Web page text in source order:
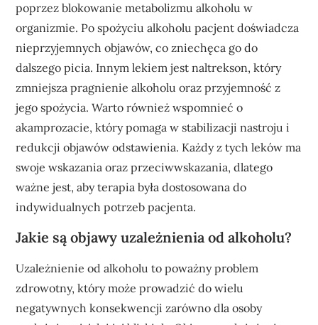
poprzez blokowanie metabolizmu alkoholu w
organizmie. Po spożyciu alkoholu pacjent doświadcza
nieprzyjemnych objawów, co zniechęca go do
dalszego picia. Innym lekiem jest naltrekson, który
zmniejsza pragnienie alkoholu oraz przyjemność z
jego spożycia. Warto również wspomnieć o
akamprozacie, który pomaga w stabilizacji nastroju i
redukcji objawów odstawienia. Każdy z tych leków ma
swoje wskazania oraz przeciwwskazania, dlatego
ważne jest, aby terapia była dostosowana do
indywidualnych potrzeb pacjenta.
Jakie są objawy uzależnienia od alkoholu?
Uzależnienie od alkoholu to poważny problem
zdrowotny, który może prowadzić do wielu
negatywnych konsekwencji zarówno dla osoby